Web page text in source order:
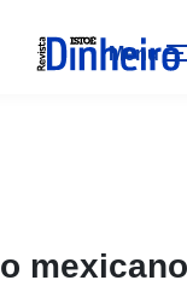
Menu
mexicano